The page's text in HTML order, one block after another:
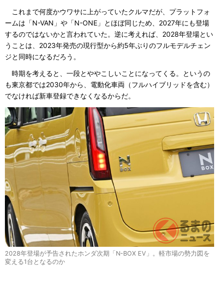
これまで何度かウワサに上がっていたクルマだが、プラットフォ
ームは「N-VAN」や「N-ONE」とほぼ同じため、2027年にも登場
するのではないかと言われていた。逆に考えれば、2028年登場とい
うことは、2023年発売の現行型から約5年ぶりのフルモデルチェン
ジと同時になるだろう。
時期を考えると、一段とややこしいことになってくる。というの
も東京都では2030年から、電動化車両（フルハイブリッドを含む）
でなければ新車登録できなくなるからだ。
2028年登場が予告されたホンダ次期「N-BOX EV」。軽市場の勢力図を
変える1台となるのか